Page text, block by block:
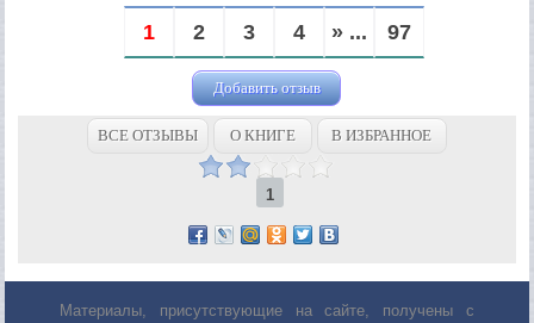
1 2 3 4 » ... 97
Добавить отзыв
ВСЕ ОТЗЫВЫ О КНИГЕ В ИЗБРАННОЕ
1
Материалы, присутствующие на сайте, получены с